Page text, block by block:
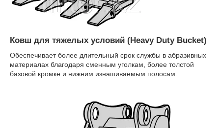
Ковш для тяжелых условий (Heavy Duty Bucket)
Обеспечивает более длительный срок службы в абразивных
материалах благодаря сменным уголкам, более толстой
базовой кромке и нижним изнашиваемым полосам.